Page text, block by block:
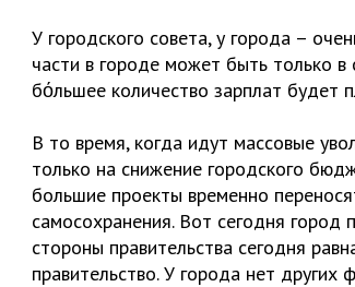
У городского совета, у города –
части в городе может быть только
бόльшее количество зарплат будет
В то время, когда идут массовые
только на снижение городского
большие проекты временно
самосохранения. Вот сегодня
стороны правительства сегодня
правительство. У города нет